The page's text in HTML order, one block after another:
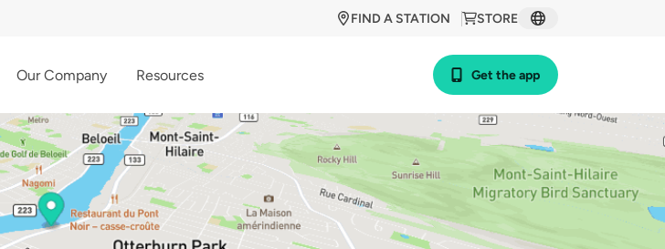
STORE
FIND A STATION
Our Company Resources Get the app